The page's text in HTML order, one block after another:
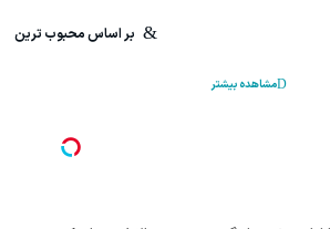
بر اساس محبوب ترین
مشاهده بیشتر